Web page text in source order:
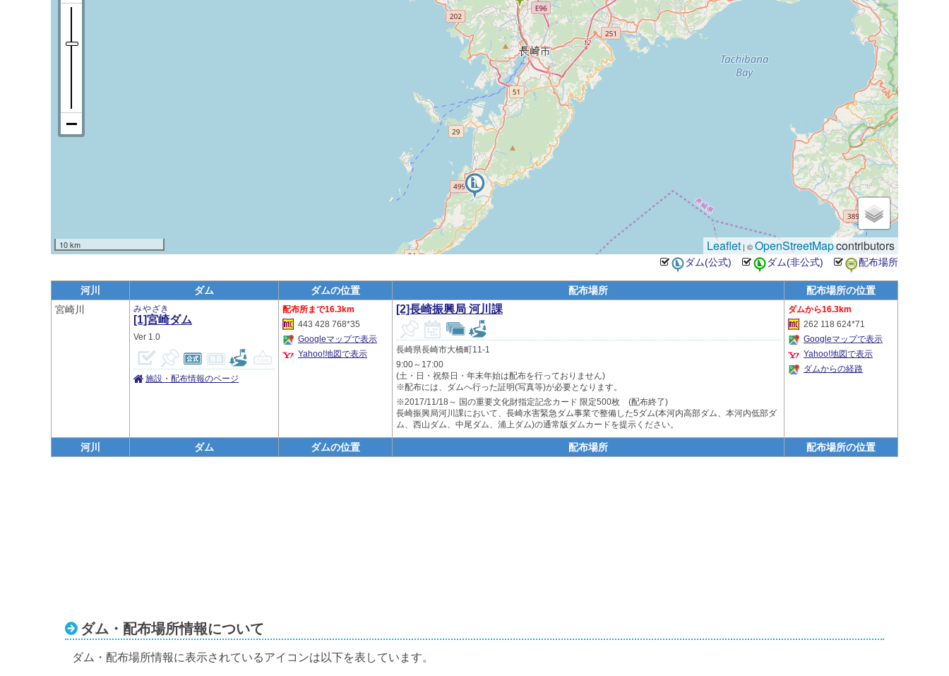
1
10 km Leaflet | ©OpenStreetMapcontributors
河川 ダム ダムの位置 配布場所
配布場所の位置
宮崎川
[1]宮崎
みやざき
ダム
1.0
施設・配布情報のページ
16.3km
443 428 768*35
Googleマップで表示
Yahoo!地図で表示
[2]長崎振興局 河川課
長崎県長崎市大橋町11-1
9:00～17:00
(土・日・祝祭日・年末年始は配布を行っておりません)
※配布には、ダムへ行った証明(写真等)が必要となります。
※2017/11/18～ 国の重要文化財指定記念カード 限定500枚 (配布終了)
長崎振興局河川課において、長崎水害緊急ダム事業で整備した5ダム(本河内高部ダム、本河内低部ダ
ム、西山ダム、中尾ダム、浦上ダム)の通常版ダムカードを提示ください。
16.3km
262 118 624*71
Googleマップで表示
Yahoo!地図で表示
ダムからの経路
河川 ダム ダムの位置 配布場所 配布場所の位置
ダム・配布場所情報について
ダム・配布場所情報に表示されているアイコンは以下を表しています。